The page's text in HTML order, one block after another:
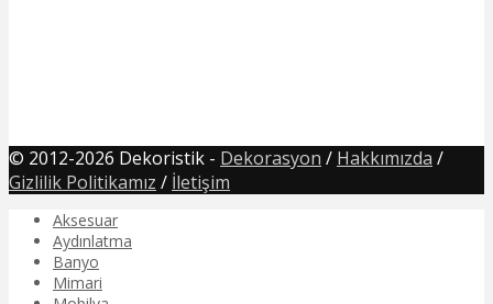
© 2012-2026 Dekoristik - Dekorasyon / Hakkımızda /
Gizlilik Politikamız / İletişim
Aksesuar
Aydınlatma
Banyo
Mimari